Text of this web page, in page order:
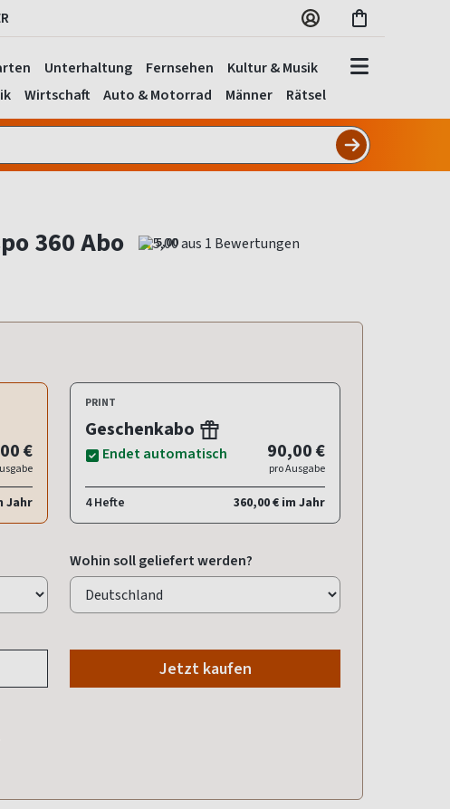
Unterhaltung Fernsehen
Kultur & Musik
Wirtschaft Auto & Motorrad Männer Rätsel
360 Abo 5,00
€
Jahr
PRINT
Geschenkabo
Endet automatisch 90,00 €
pro Ausgabe
4 Hefte 360,00 € im Jahr
Wohin soll geliefert werden?
Jetzt kaufen